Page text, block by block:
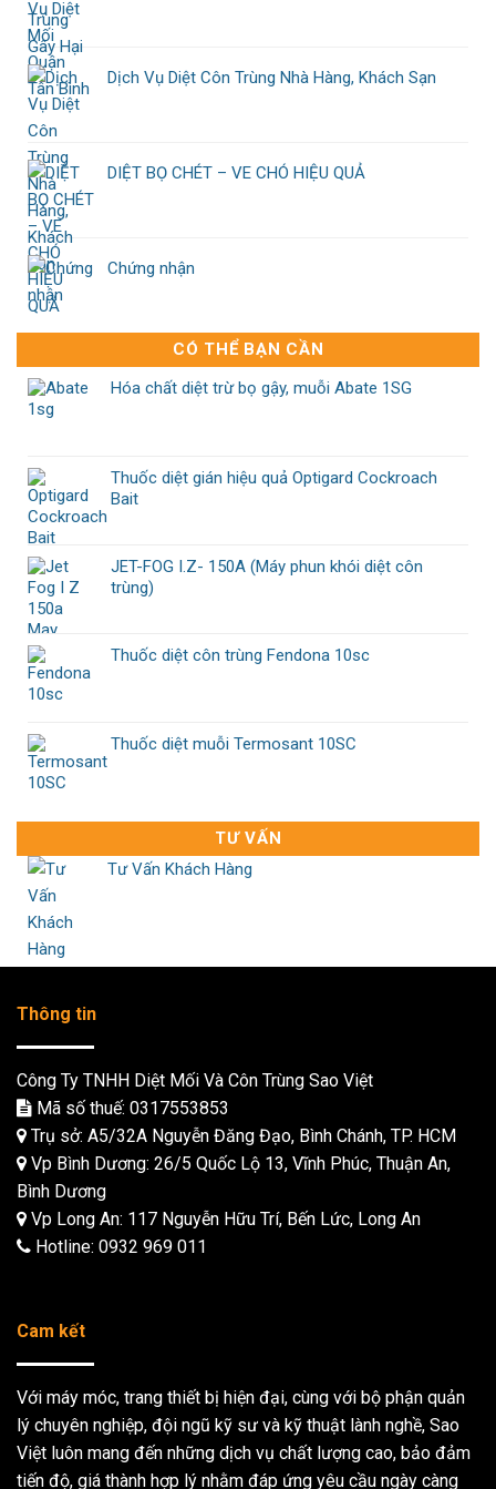
Dịch Vụ Diệt Côn Trùng Nhà Hàng, Khách Sạn
DIỆT BỌ CHÉT – VE CHÓ HIỆU QUẢ
Chứng nhận
CÓ THỂ BẠN CẦN
Hóa chất diệt trừ bọ gậy, muỗi Abate 1SG
Thuốc diệt gián hiệu quả Optigard Cockroach
Bait
JET-FOG I.Z- 150A (Máy phun khói diệt côn
trùng)
Thuốc diệt côn trùng Fendona 10sc
Thuốc diệt muỗi Termosant 10SC
TƯ VẤN
Tư Vấn Khách Hàng
Thông tin
Công Ty TNHH Diệt Mối Và Côn Trùng Sao Việt
Mã số thuế: 0317553853
Trụ sở: A5/32A Nguyễn Đăng Đạo, Bình Chánh, TP. HCM
Vp Bình Dương: 26/5 Quốc Lộ 13, Vĩnh Phúc, Thuận An,
Bình Dương
Vp Long An: 117 Nguyễn Hữu Trí, Bến Lức, Long An
Hotline: 0932 969 011
Cam kết
Với máy móc, trang thiết bị hiện đại, cùng với bộ phận quản
lý chuyên nghiệp, đội ngũ kỹ sư và kỹ thuật lành nghề, Sao
Việt luôn mang đến những dịch vụ chất lượng cao, bảo đảm
tiến độ, giá thành hợp lý nhằm đáp ứng yêu cầu ngày càng